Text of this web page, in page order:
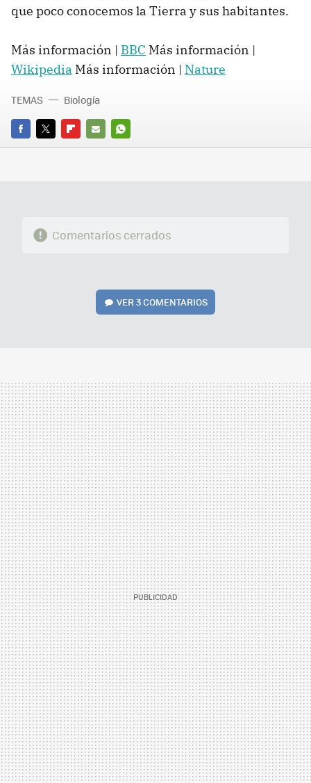
que poco conocemos la Tierra y sus habitantes.
Más información | BBC Más información |
Wikipedia Más información | Nature
FACEBOOK
TWITTERFLIPBOARD
E-
WHATSAPP
TEMAS Biología
Comentarios cerrados
VER3 COMENTARIOS